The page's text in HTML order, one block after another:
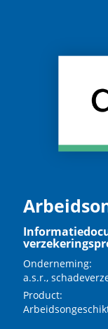
Onderneming:
a.s.r.,
Product: